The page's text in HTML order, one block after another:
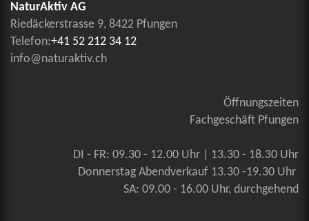
NaturAktiv AG
Riedäckerstrasse 9, 8422 Pfungen
Telefon:+41 52 212 34 12
info@naturaktiv.ch
Öffnungszeiten
Fachgeschäft Pfungen
DI - FR: 09.30 - 12.00 Uhr | 13.30 - 18.30 Uhr
Donnerstag Abendverkauf 13.30 -19.30 Uhr
SA: 09.00 - 16.00 Uhr, durchgehend